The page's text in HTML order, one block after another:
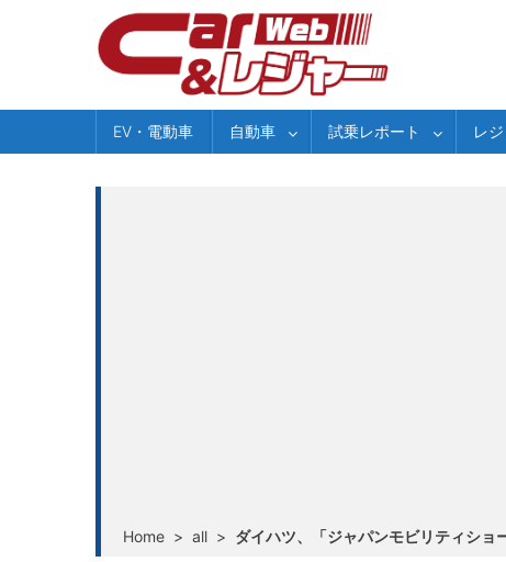
EV・電動車 自動車 試乗レポート レ
Home > all > ダイハツ、「ジャパンモビリティシ